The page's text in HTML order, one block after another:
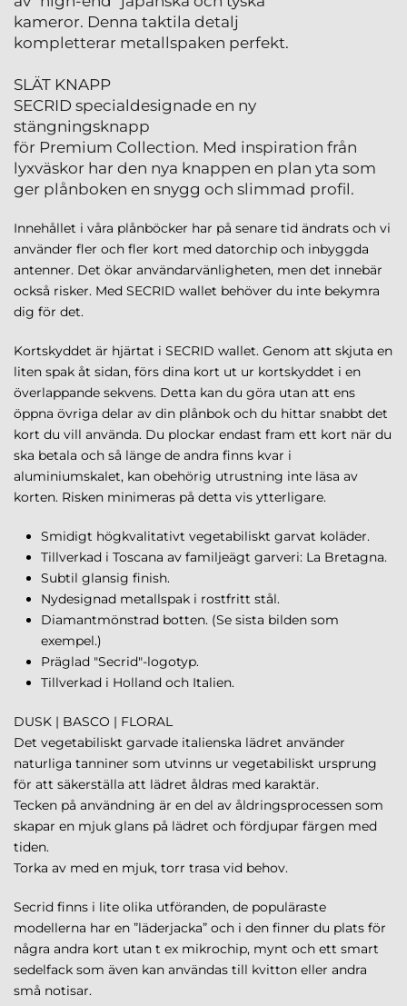
kameror. Denna taktila detalj
kompletterar metallspaken perfekt.
SLÄT KNAPP
SECRID specialdesignade en ny
stängningsknapp
för Premium Collection. Med inspiration från
lyxväskor har den nya knappen en plan yta som
ger plånboken en snygg och slimmad profil.
Innehållet i våra plånböcker har på senare tid ändrats och vi
använder fler och fler kort med datorchip och inbyggda
antenner. Det ökar användarvänligheten, men det innebär
också risker. Med SECRID wallet behöver du inte bekymra
dig för det.
Kortskyddet är hjärtat i SECRID wallet. Genom att skjuta en
liten spak åt sidan, förs dina kort ut ur kortskyddet i en
överlappande sekvens. Detta kan du göra utan att ens
öppna övriga delar av din plånbok och du hittar snabbt det
kort du vill använda. Du plockar endast fram ett kort när du
ska betala och så länge de andra finns kvar i
aluminiumskalet, kan obehörig utrustning inte läsa av
korten. Risken minimeras på detta vis ytterligare.
Smidigt högkvalitativt vegetabiliskt garvat koläder.
Tillverkad i Toscana av familjeägt garveri: La Bretagna.
Subtil glansig finish.
Nydesignad metallspak i rostfritt stål.
Diamantmönstrad botten. (Se sista bilden som
exempel.)
Präglad "Secrid"-logotyp.
Tillverkad i Holland och Italien.
DUSK | BASCO | FLORAL
Det vegetabiliskt garvade italienska lädret använder
naturliga tanniner som utvinns ur vegetabiliskt ursprung
för att säkerställa att lädret åldras med karaktär.
Tecken på användning är en del av åldringsprocessen som
skapar en mjuk glans på lädret och fördjupar färgen med
tiden.
Torka av med en mjuk, torr trasa vid behov.
Secrid finns i lite olika utföranden, de populäraste
modellerna har en ”läderjacka” och i den finner du plats för
några andra kort utan t ex mikrochip, mynt och ett smart
sedelfack som även kan användas till kvitton eller andra
små notisar.